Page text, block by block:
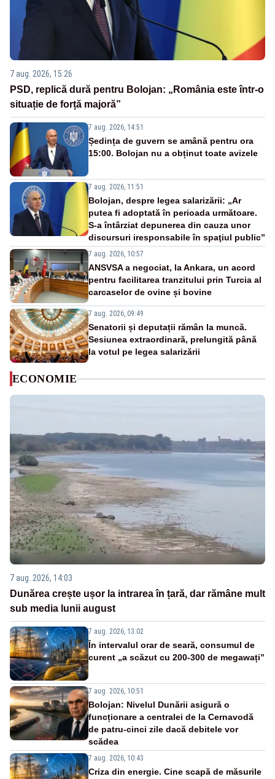
7 aug. 2026, 15:26
PSD, replică dură pentru Bolojan: „România este într-o
situație de forță majoră”
7 aug. 2026, 14:51
Ședința de guvern se amână pentru ora
15:00. Bolojan nu a obținut toate avizele
7 aug. 2026, 11:51
Bolojan, despre legea salarizării: „Ar
putea fi adoptată în perioada următoare.
S-a întârziat depunerea din cauza unor
discursuri iresponsabile în spaţiul public”
7 aug. 2026, 10:57
ANSVSA a negociat, la Ankara, un acord
pentru facilitarea tranzitului prin Turcia al
carcaselor de ovine și bovine
7 aug. 2026, 09:49
Senatorii și deputații rămân la muncă.
Sesiunea extraordinară, prelungită până
la votul pe legea salarizării
ECONOMIE
7 aug. 2026, 14:03
Dunărea crește ușor la intrarea în țară, dar rămâne mult
sub media lunii august
7 aug. 2026, 13:02
În intervalul orar de seară, consumul de
curent „a scăzut cu 200-300 de megawați”
7 aug. 2026, 10:51
Bolojan: Nivelul Dunării asigură o
funcționare a centralei de la Cernavodă
de patru-cinci zile dacă debitele vor
scădea
7 aug. 2026, 10:43
Criza din energie. Cine scapă de măsurile